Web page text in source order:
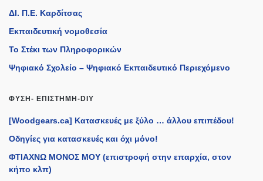
ΔΙ. Π.Ε. Καρδίτσας
Εκπαιδευτική νομοθεσία
Το Στέκι των Πληροφορικών
Ψηφιακό Σχολείο – Ψηφιακό Εκπαιδευτικό Περιεχόμενο
ΦΎΣΗ- ΕΠΙΣΤΉΜΗ-DIY
[Woodgears.ca] Κατασκευές με ξύλο … άλλου επιπέδου!
Οδηγίες για κατασκευές και όχι μόνο!
ΦΤΙΑΧΝΩ ΜΟΝΟΣ ΜΟΥ (επιστροφή στην επαρχία, στον
κήπο κλπ)